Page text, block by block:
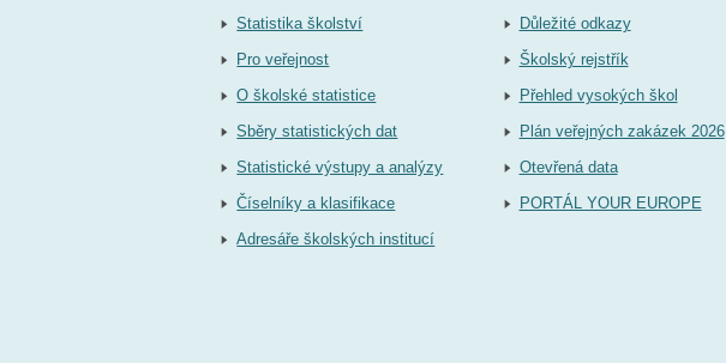
Statistika školství
Pro veřejnost
O školské statistice
Sběry statistických dat
Statistické výstupy a analýzy
Číselníky a klasifikace
Adresáře školských institucí
Důležité odkazy
Školský rejstřík
Přehled vysokých škol
Plán veřejných zakázek 2026
Otevřená data
PORTÁL YOUR EUROPE